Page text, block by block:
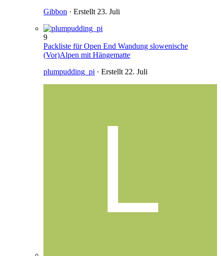
Gibbon · Erstellt23. Juli
9
Packliste für Open End Wandung slowenische
(Vor)Alpen mit Hängematte
plumpudding_pi · Erstellt22. Juli